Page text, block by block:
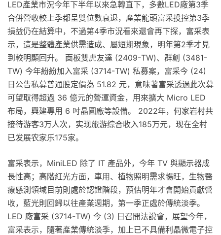
LED產業市況今年下半年以來急轉直下，多數LED廠第3季
合併營收較上季都呈雙位數衰退，產業龍頭富采投控第3季
損益仍在結算中，不過第4季市況看來還會再下探，富采表
示，這是整體產業供需造成、屬短期現象，明年第2季才見
到較明顯回升。 面板雙虎友達 (2409-TW)、群創 (3481-
TW) 今年紛紛加入富采 (3714-TW) 私募案，富采今 (24)
日公告私募普通股定價為 51.82 元，意味著富采透過此次募
可望取得超過 36 億元的營運資金，用來擴大 Micro LED
布局，興建專用 6 吋晶圓廠等設備。 2022年，何家岩村共
接待游客3万人次，实现旅游综合收入185万元，现在全村
已发展农家乐175家。
富采表示，MiniLED 除了 IT 產品外，今年 TV 與顯示器成
長性高；高階紅光方面，車用、植物照明需求暢旺，生物醫
療感測領域目前則處於認證階段，預估明年才會開始貢獻營
收，藍光則回歸以往產業週期，第一季正處於傳統淡季。
LED 廠富采 (3714-TW) 今 (3) 日召開法說會，展望今年，
富采表示，隨著產業傳統淡季，加上已不具備利晶微電子控